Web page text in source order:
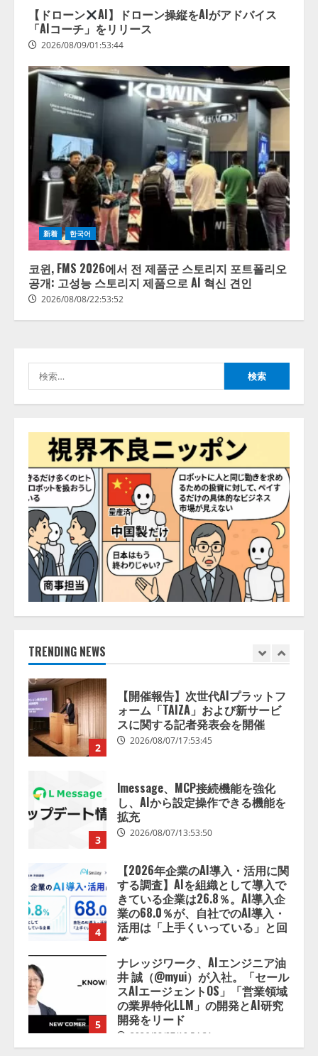
【ドローン
AI】ドローン操縦をAIがアドバイス
「AIコーチ」をリリース
2026/08/09/01:53:44
新着 한국어
코윈, FMS 2026에서 전 제품군 스토리지 포트폴리오
공개: 고성능 스토리지 제품으로 AI 혁신 견인
2026/08/08/22:53:52
索:
TRENDING NEWS
2
【開催報告】次世代AIプラットフ
ォーム「TAIZA」および新サービ
スに関する記者発表会を開催
2026/08/07/17:53:45
3
lmessage、MCP接続機能を強化
し、AIから設定操作できる機能を
拡充
2026/08/07/13:53:50
【2026年企業のAI導入・活用に関
業の68.0％が、自社でのAI導入・
活用は「上手くいっている」と回
答
2026/08/07/13:53:50
5
ナレッジワーク、AIエンジニア油
スAIエージェントOS」「営業領域
の業界特化LLM」の開発とAI研究
開発をリード
2026/08/07/10:54:31
1
【ドローン
AI】ドローン操縦を
AIがアドバイス「AIコーチ」をリ
リース
2026/08/09/01:53:44
2
【開催報告】次世代AIプラットフ
ォーム「TAIZA」および新サービ
3
lmessage、MCP接続機能を強化
し、AIから設定操作できる機能を
拡充
2026/08/07/13:53:50
4
する調査】AIを組織として導入で
きている企業は26.8％。AI導入企
業の68.0％が、自社でのAI導入・
活用は「上手くいっている」と回
2026/08/07/13:53:50
5
ナレッジワーク、AIエンジニア油
井 誠（@myui）が入社。「セール
スAIエージェントOS」「営業領域
の業界特化LLM」の開発とAI研究
開発をリード
1
【ドローン
AI】ドローン操縦を
AIがアドバイス「AIコーチ」をリ
リース
2026/08/09/01:53:44